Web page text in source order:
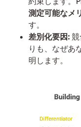
測定可能なメ
す。
差別化要因:
りも、なぜあ
明します。